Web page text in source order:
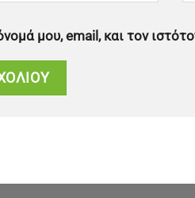
μου, email, και τον